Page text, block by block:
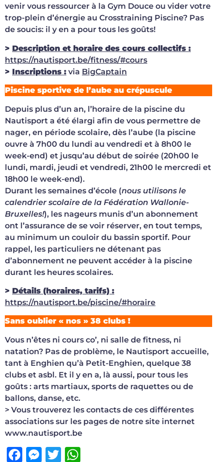
venir vous ressourcer à la Gym Douce ou vider votre
trop-plein d’énergie au Crosstraining Piscine? Pas
de soucis: il y en a pour tous les goûts!
> Description et horaire des cours collectifs :
https://nautisport.be/fitness/#cours
> Inscriptions : via BigCaptain
Piscine sportive de l’aube au crépuscule
Depuis plus d’un an, l’horaire de la piscine du
Nautisport a été élargi afin de vous permettre de
nager, en période scolaire, dès l’aube (la piscine
ouvre à 7h00 du lundi au vendredi et à 8h00 le
week-end) et jusqu’au début de soirée (20h00 le
lundi, mardi, jeudi et vendredi, 21h00 le mercredi et
18h00 le week-end).
Durant les semaines d’école (nous utilisons le
calendrier scolaire de la Fédération Wallonie-
Bruxelles!), les nageurs munis d’un abonnement
ont l’assurance de se voir réserver, en tout temps,
au minimum un couloir du bassin sportif. Pour
rappel, les particuliers ne détenant pas
d’abonnement ne peuvent accéder à la piscine
durant les heures scolaires.
> Détails (horaires, tarifs) :
https://nautisport.be/piscine/#horaire
Sans oublier « nos » 38 clubs !
Vous n’êtes ni cours co’, ni salle de fitness, ni
natation? Pas de problème, le Nautisport accueille,
tant à Enghien qu’à Petit-Enghien, quelque 38
clubs et asbl. Et il y en a, là aussi, pour tous les
goûts : arts martiaux, sports de raquettes ou de
ballons, danse, etc.
> Vous trouverez les contacts de ces différentes
associations sur les pages de notre site internet
www.nautisport.be
Facebook
Messenger
Twitter